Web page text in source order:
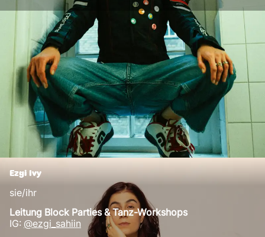
Ezgi Ivy
sie/ihr
Leitung Block Parties & Tanz-Workshops
IG: @ezgi_sahiin